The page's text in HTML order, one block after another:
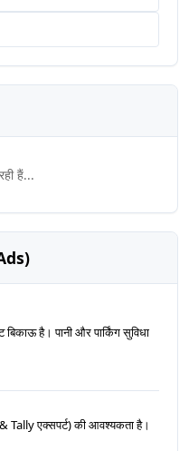
हैं...
है। पानी और पार्किंग सुविधा
एक्सपर्ट) की आवश्यकता है।